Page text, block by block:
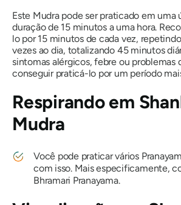
Este Mudrapode ser praticado em uma
duração de 15 minutos a uma hora.
lo por15 minutos de cada vez,
vezes ao dia, totalizando 45 minutos
sintomas alérgicos, febre ou problemas
conseguir praticá-lo por um período
Respirando em
Mudra
Você pode praticar vários
com isso. Mais especificamente,
Bhramari Pranayama.